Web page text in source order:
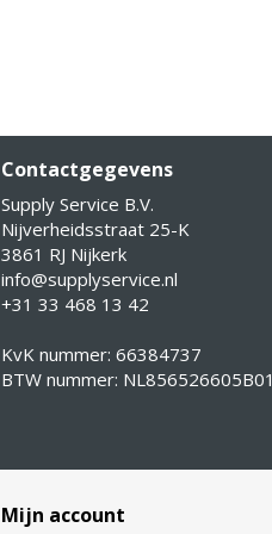
Contactgegevens
Supply Service B.V.
Nijverheidsstraat 25-K
3861 RJ Nijkerk
info@supplyservice.nl
+31 33 468 13 42
KvK nummer: 66384737
BTW nummer: NL856526605B01
Mijn account